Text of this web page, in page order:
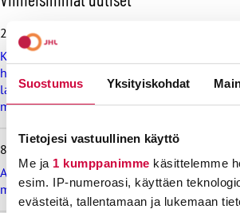
Suostumus Yksityiskohdat
Tietojesi vastuullinen käyttö
Me ja 1 kumppanimme käsittelemme
esim. IP-numeroasi, käyttäen
evästeitä, tallentamaan ja lukemaan
h
i
t
a
v
i
i
i
s
i
28.7.2026
Koulutus ja kasvatus pitää järjestää lasten ja
hyvinvoinnin ehdoilla – Ammattiliitto JHL on
lausunnon koulujen ja oppilaitosten loma-
muistioluonnoksesta
8.7.2026
Ammattiliitto JHL vastustaa valtiokonttoria
muutosta